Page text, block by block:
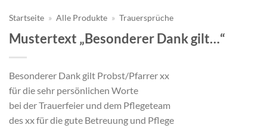
Startseite » Alle Produkte » Trauersprüche
Mustertext „Besonderer Dank gilt…“
Besonderer Dank gilt Probst/Pfarrer xx
für die sehr persönlichen Worte
bei der Trauerfeier und dem Pflegeteam
des xx für die gute Betreuung und Pflege